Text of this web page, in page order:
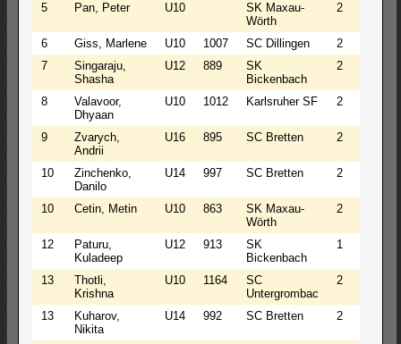
5
Pan, Peter U10
SK Maxau-
Wörth
2
6 Giss, Marlene U10 1007 SC Dillingen 2
7
Singaraju,
Shasha
U12 889
SK
Bickenbach
2
8
Valavoor,
Dhyaan
U10 1012 Karlsruher SF 2
9
Zvarych,
Andrii
U16 895 SC Bretten 2
10
Zinchenko,
Danilo
U14 997 SC Bretten 2
10 Cetin, Metin U10 863
SK Maxau-
Wörth
2
12
Paturu,
Kuladeep
U12 913
SK
Bickenbach
1
13
Thotli,
Krishna
U10 1164
SC
Untergrombac
2
13
Kuharov,
Nikita
U14 992 SC Bretten 2